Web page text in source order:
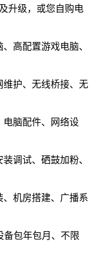
升级，或您自购电
高配置游戏电脑、
维护、无线桥接、无
电脑配件、网络设
调试、硒鼓加粉、
、机房搭建、广播系
备包年包月、不限